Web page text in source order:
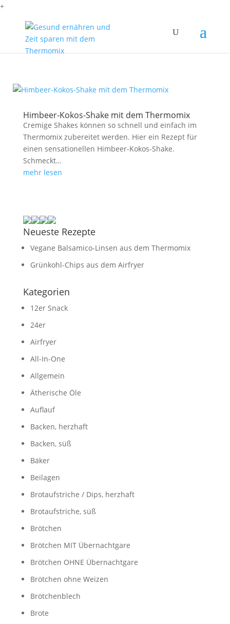
+
Himbeer-Kokos-Shake mit dem Thermomix
Cremige Shakes können so schnell und einfach im
Thermomix zubereitet werden. Hier ein Rezept für
einen sensationellen Himbeer-Kokos-Shake.
Schmeckt…
mehr lesen
Neueste Rezepte
Vegane Balsamico-Linsen aus dem Thermomix
Grünkohl-Chips aus dem Airfryer
Kategorien
12er Snack
24er
Airfryer
All-In-One
Allgemein
Ätherische Öle
Auflauf
Backen, herzhaft
Backen, süß
Bäker
Beilagen
Brotaufstriche / Dips, herzhaft
Brotaufstriche, süß
Brötchen
Brötchen MIT Übernachtgare
Brötchen OHNE Übernachtgare
Brötchen ohne Weizen
Brötchenblech
Brote